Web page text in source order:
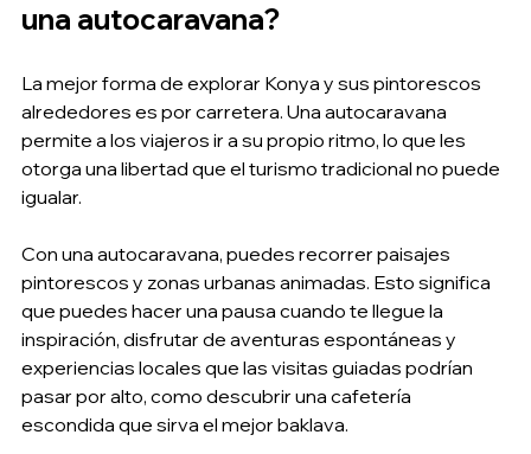
una autocaravana?
La mejor forma de explorar Konya y sus pintorescos
alrededores es por carretera. Una autocaravana
permite a los viajeros ir a su propio ritmo, lo que les
otorga una libertad que el turismo tradicional no puede
igualar.
Con una autocaravana, puedes recorrer paisajes
pintorescos y zonas urbanas animadas. Esto significa
que puedes hacer una pausa cuando te llegue la
inspiración, disfrutar de aventuras espontáneas y
experiencias locales que las visitas guiadas podrían
pasar por alto, como descubrir una cafetería
escondida que sirva el mejor baklava.